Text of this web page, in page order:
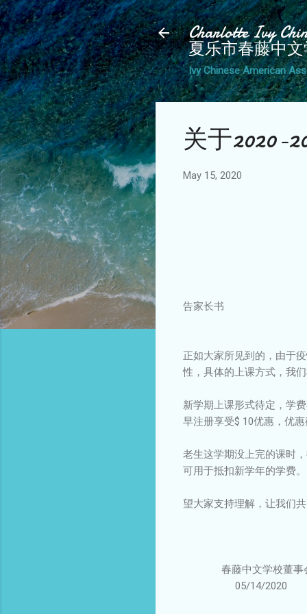
Charlotte Ivy
夏乐市春藤中
Ivy Chinese American
关于2020-
May 15, 2020
告家长书
正如大家所见到的，由于
性，具体的上课方式，我
新学期上课形式待定，学
早注册享受$ 10优惠，优
老生这学期没上完的课时
可用于抵扣新学年的学费。
望大家支持理解，让我们
春藤中文学校董事
05/14/2020